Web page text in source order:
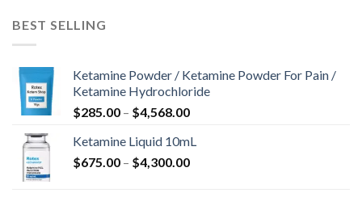
BEST SELLING
Ketamine Powder / Ketamine Powder For Pain /
Ketamine Hydrochloride
$285.00 – $4,568.00Hintaluokka:
-
$4,568.00
Ketamine Liquid 10mL
$675.00 – $4,300.00Hintaluokka: